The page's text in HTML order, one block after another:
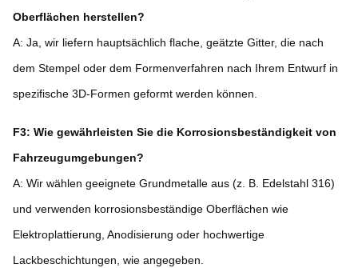
Oberflächen herstellen?
A: Ja, wir liefern hauptsächlich flache, geätzte Gitter, die nach
dem Stempel oder dem Formenverfahren nach Ihrem Entwurf in
spezifische 3D-Formen geformt werden können.
F3: Wie gewährleisten Sie die Korrosionsbeständigkeit von
Fahrzeugumgebungen?
A: Wir wählen geeignete Grundmetalle aus (z. B. Edelstahl 316)
und verwenden korrosionsbeständige Oberflächen wie
Elektroplattierung, Anodisierung oder hochwertige
Lackbeschichtungen, wie angegeben.